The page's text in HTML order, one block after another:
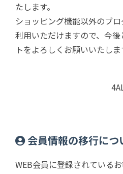
たします。
ショッピング機能以外のブ
利用いただけますので、今
トをよろしくお願いいたしま
会員情報の移行につ
WEB会員に登録されている